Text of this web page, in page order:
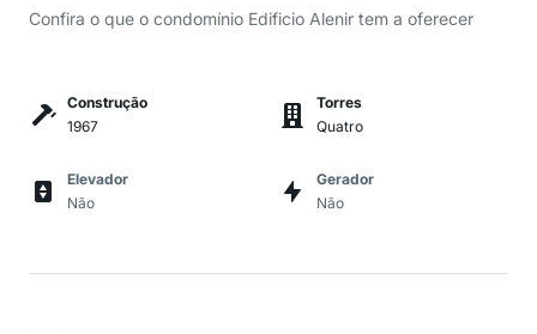
Confira o que o condomínio Edificio Alenir tem a oferecer
Construção
1967
Torres
Quatro
Elevador
Não
Gerador
Não